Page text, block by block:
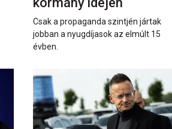
Csak a propaganda szintjén jártak
jobban a nyugdíjasok az elmúlt 15
évben.